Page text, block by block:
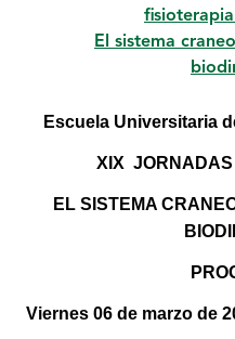
El sistema
Escuela Universitaria
XIX JORNADAS
EL SISTEMA
Viernes 06 de marzo de